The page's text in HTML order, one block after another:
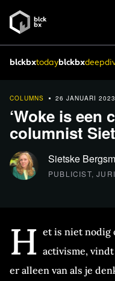
blckbxtodayblckbx
COLUMNS 26 JANUARI 2023
‘Woke is een
columnist
Sietske
PUBLICIST,
H et is niet nodig
activisme, vindt
er alleen van als je